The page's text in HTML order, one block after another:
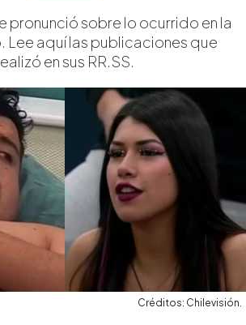
pronunció sobre lo ocurrido en la
Lee aquí las publicaciones que
en sus RR.SS.
Créditos: Chilevisión.